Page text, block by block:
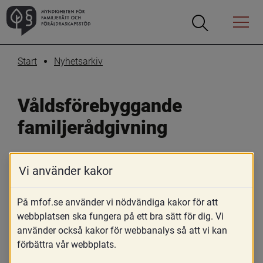
Öppna
Öppna
Menyn
Start Nyhetsarkiv
Våldsförebyggande
familjerådgivning
På mfof.se/valdsforebyggande Länk till
hittar
du nu kunskap och stöd som kan
utveckla det våldsförebyggande arbetet i
Vi använder kakor
På mfof.se använder vi nödvändiga kakor för att
webbplatsen ska fungera på ett bra sätt för dig. Vi
använder också kakor för webbanalys så att vi kan
förbättra vår webbplats.